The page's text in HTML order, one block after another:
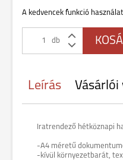
A kedvencek funkció
db
Leírás Vásárlói
Iratrendező hétköznapi
-A4 méretű
-kívül környezetbarát,